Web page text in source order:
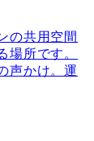
の共用空間
場所です。
声かけ。運